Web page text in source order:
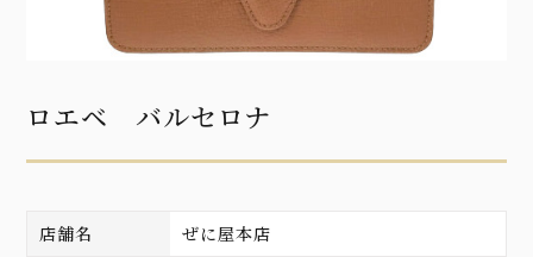
ロエベ バルセロナ
店舗名 ぜに屋本店